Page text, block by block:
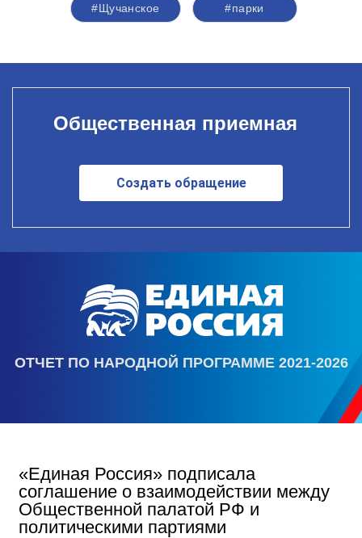
#Щучанское #парки
Общественная приемная
Создать обращение
ОТЧЕТ ПО НАРОДНОЙ ПРОГРАММЕ 2021-2026
«Единая Россия» подписала
соглашение о взаимодействии между
Общественной палатой РФ и
политическими партиями